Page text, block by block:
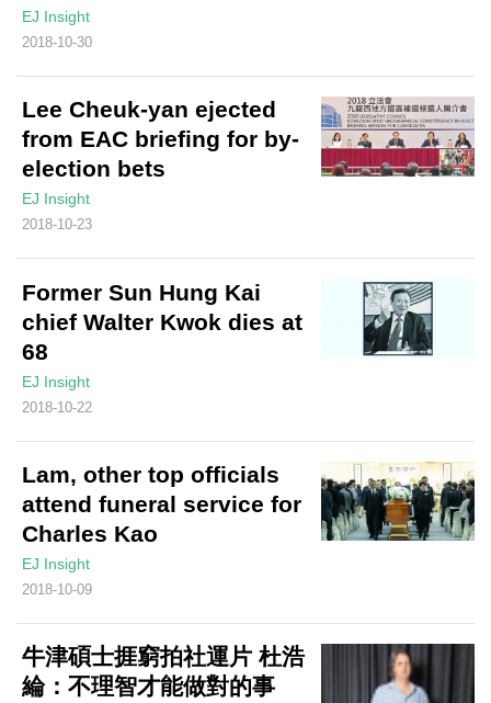
EJ Insight
2018-10-30
Lee Cheuk-yan ejected
from EAC briefing for by-
election bets
EJ Insight
2018-10-23
Former Sun Hung Kai
chief Walter Kwok dies at
68
EJ Insight
2018-10-22
Lam, other top officials
attend funeral service for
Charles Kao
EJ Insight
2018-10-09
牛津碩士捱窮拍社運片 杜浩
綸：不理智才能做對的事